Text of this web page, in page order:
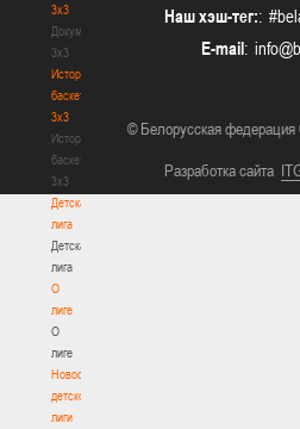
3х3
Документы
3х3
История
баскетбола
3х3
История
баскетбола
3х3
Детская
лига
Детская
лига
О
лиге
О
лиге
Новости
детской
лиги
Наш хэш-тег::
E-mail:
© Белорусская федерация
Разработка сайта